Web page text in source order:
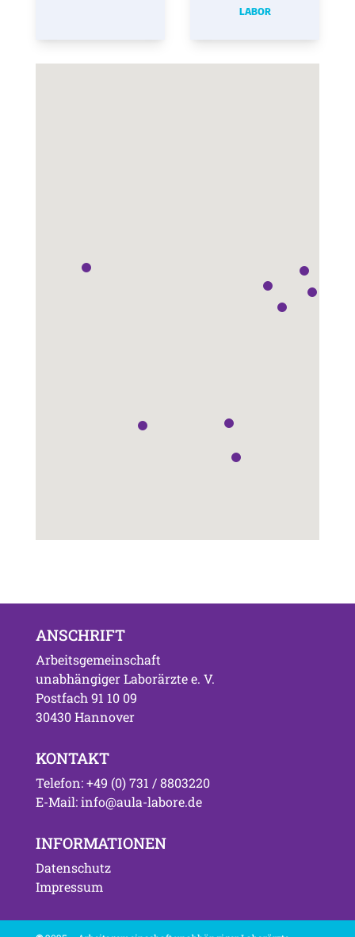
LABOR
ANSCHRIFT
Arbeitsgemeinschaft
unabhängiger Laborärzte e. V.
Postfach 91 10 09
30430 Hannover
KONTAKT
Telefon: +49 (0) 731 / 8803220
E-Mail: info@aula-labore.de
INFORMATIONEN
Datenschutz
Impressum